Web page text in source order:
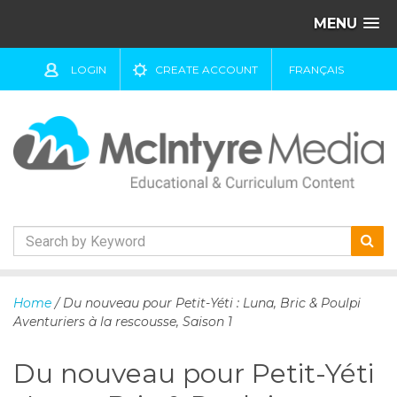
MENU
LOGIN CREATE ACCOUNT FRANÇAIS
k
o
Home / Du nouveau pour Petit-Yéti : Luna, Bric & Poulpi
Aventuriers à la rescousse, Saison 1
Du nouveau pour Petit-Yéti